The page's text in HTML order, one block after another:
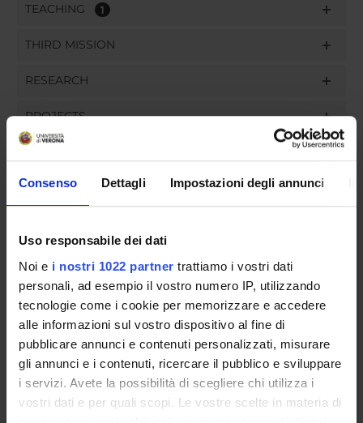
Consenso Dettagli Impostazioni degli annunci
Uso responsabile dei dati
Noi e i nostri 1022 partner trattiamo i vostri dati
personali, ad esempio il vostro numero IP, utilizzando
tecnologie come i cookie per memorizzare e accedere
alle informazioni sul vostro dispositivo al fine di
pubblicare annunci e contenuti personalizzati, misurare
gli annunci e i contenuti, ricercare il pubblico e sviluppare
i servizi. Avete la possibilità di scegliere chi utilizza i
vostri dati e per quali scopi. Le vostre scelte in materia di
TEACHING 1
THIRD MISSION
RESEARCH
PROJECTS
ORGANISATION
GOVERNANCE
COMMITTEES
DEPARTMENT ADMINISTRATION OFFICES
STUDENT ADMINISTRATION OFFICES